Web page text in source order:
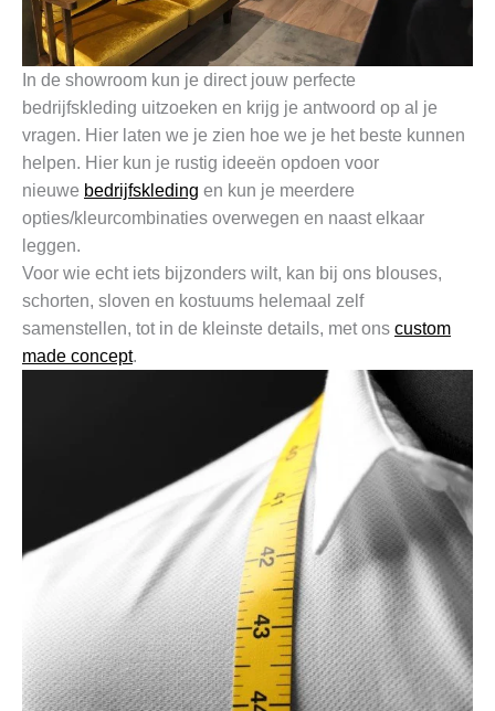
In de showroom kun je direct jouw perfecte
bedrijfskleding uitzoeken en krijg je antwoord op al je
vragen. Hier laten we je zien hoe we je het beste kunnen
helpen. Hier kun je rustig ideeën opdoen voor
nieuwe bedrijfskleding en kun je meerdere
opties/kleurcombinaties overwegen en naast elkaar
leggen.
Voor wie echt iets bijzonders wilt, kan bij ons blouses,
schorten, sloven en kostuums helemaal zelf
samenstellen, tot in de kleinste details, met ons custom
made concept.